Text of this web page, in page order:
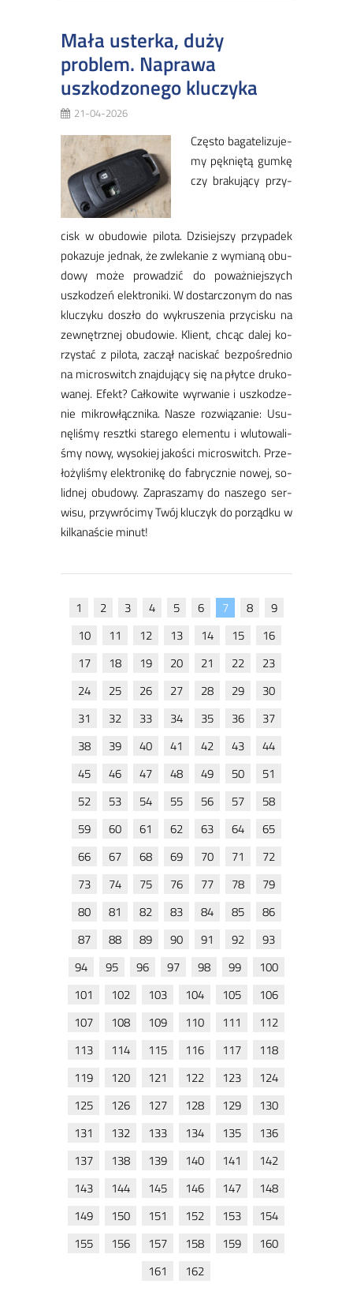
Mała usterka, duży
problem. Naprawa
uszkodzonego kluczyka
21-04-2026
Czę­sto ba­ga­te­li­zu­je­
my pęk­nię­tą gum­kę
czy bra­ku­ją­cy przy­
cisk w obu­do­wie pi­lo­ta. Dzi­siej­szy przy­pa­dek
po­ka­zu­je jed­nak, że zwle­ka­nie z wy­mia­ną obu­
do­wy mo­że pro­wa­dzić do po­waż­niej­szych
uszko­dzeń elek­tro­ni­ki. W do­star­czo­nym do nas
klu­czy­ku do­szło do wy­kru­sze­nia przy­cisku na
ze­wnętrz­nej obu­do­wie. Klient, chcąc da­lej ko­
rzy­stać z pi­lo­ta, za­czął na­ci­skać bez­po­śred­nio
na mi­cro­switch znaj­du­ją­cy się na płyt­ce dru­ko­
wa­nej. Efekt? Cał­ko­wi­te wy­rwa­nie i uszko­dze­
nie mi­krow­łącz­ni­ka. ​Na­sze roz­wią­za­nie: Usu­
nę­li­śmy reszt­ki sta­re­go ele­men­tu i wlu­to­wa­li­
śmy no­wy, wy­so­kiej ja­ko­ści mi­cro­switch. Prze­
ło­ży­li­śmy elek­tro­ni­kę do fa­brycz­nie no­wej, so­
lid­nej obu­do­wy. ​Za­pra­sza­my do na­sze­go ser­
wi­su, przy­wró­ci­my Twój klu­czyk do po­rząd­ku w
kil­ka­na­ście mi­nut!
1 2 3 4 5 6 7 8
9
10
11 12 13 14 15
16
17
18 19 20 21 22
23
24
25 26 27 28 29
30
31
32 33 34 35 36
37
38
39 40 41 42 43
44
45
46 47 48 49 50
51
52
53 54 55 56 57
58
59
60 61 62 63 64
65
66
67 68 69 70 71
72
73
74 75 76 77 78
79
80
81 82 83 84 85
86
87
88 89 90 91 92
93
94
95 96 97 98 99
100
101
102 103 104 105
106
107
108 109 110 111
112
113
114 115 116 117
118
119
120 121 122 123
124
125
126 127 128 129
130
131
132 133 134 135
136
137
138 139 140 141
142
143
144 145 146 147
148
149
150 151 152 153
154
155
156 157 158 159
160
161
162